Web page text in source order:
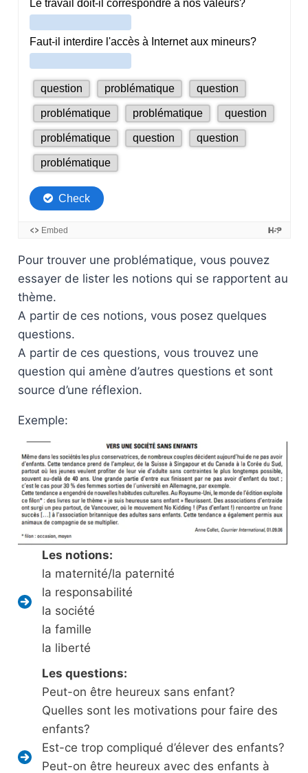
Pour trouver une problématique, vous pouvez
essayer de lister les notions qui se rapportent au
thème.
A partir de ces notions, vous posez quelques
questions.
A partir de ces questions, vous trouvez une
question qui amène d’autres questions et sont
source d’une réflexion.
Exemple:
Les notions:
la maternité/la paternité
la responsabilité
la société
la famille
la liberté
Les questions:
Peut-on être heureux sans enfant?
Quelles sont les motivations pour faire des
enfants?
Est-ce trop compliqué d’élever des enfants?
Peut-on être heureux avec des enfants à